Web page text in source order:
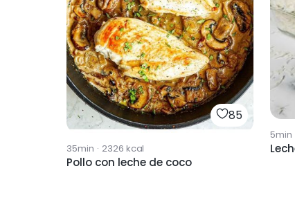
85
35min · 2326 kcal
Pollo con leche de coco
5min